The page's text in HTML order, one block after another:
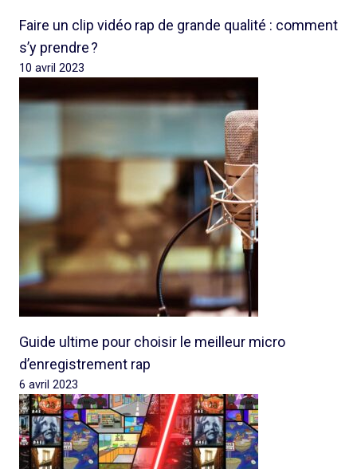
Faire un clip vidéo rap de grande qualité : comment
s’y prendre ?
10 avril 2023
Guide ultime pour choisir le meilleur micro
d’enregistrement rap
6 avril 2023